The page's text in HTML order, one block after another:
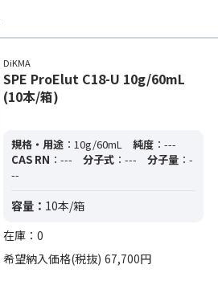
DiKMA
SPE ProElut C18-U 10g/60mL
(10本/箱)
規格・用途 ：10g/60mL 純度 ：---
CAS RN ：--- 分子式 ：--- 分子量 ：-
--
容量： 10本/箱
在庫：0
希望納入価格(税抜) 67,700円